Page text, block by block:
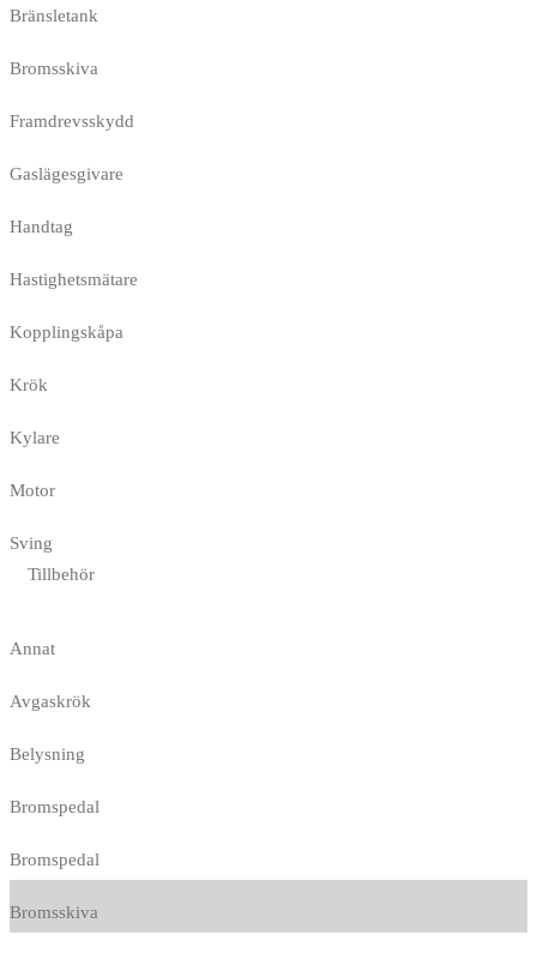
Bränsletank
Bromsskiva
Framdrevsskydd
Gaslägesgivare
Handtag
Hastighetsmätare
Kopplingskåpa
Krök
Kylare
Motor
Sving
Tillbehör
Annat
Avgaskrök
Belysning
Bromspedal
Bromspedal
Bromsskiva